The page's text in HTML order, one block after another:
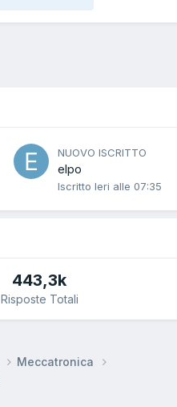
NUOVO ISCRITTO
elpo
Iscritto Ieri alle 07:35
443,3k
Risposte Totali
Meccatronica